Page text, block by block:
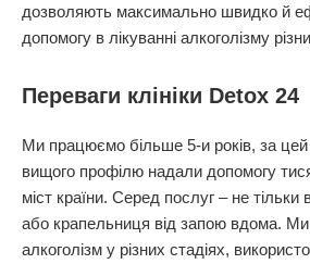
дозволяють максимально швидко й
допомогу в лікуванні алкоголізму
Переваги клініки Detox 24
Ми працюємо більше 5-и років, за цей
вищого профілю надали допомогу
міст країни. Серед послуг – не тільки
або крапельниця від запою вдома. Ми
алкоголізм у різних стадіях,